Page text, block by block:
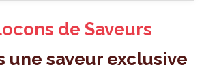
de Saveurs
une saveur exclusive